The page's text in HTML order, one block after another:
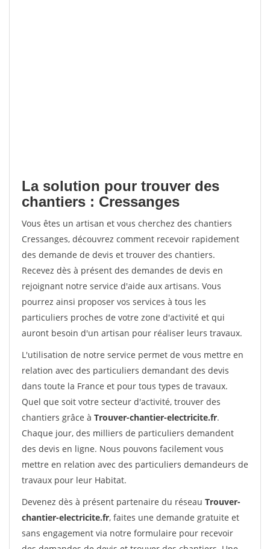
La solution pour trouver des
chantiers : Cressanges
Vous êtes un artisan et vous cherchez des chantiers
Cressanges, découvrez comment recevoir rapidement
des demande de devis et trouver des chantiers.
Recevez dès à présent des demandes de devis en
rejoignant notre service d'aide aux artisans. Vous
pourrez ainsi proposer vos services à tous les
particuliers proches de votre zone d'activité et qui
auront besoin d'un artisan pour réaliser leurs travaux.
L'utilisation de notre service permet de vous mettre en
relation avec des particuliers demandant des devis
dans toute la France et pour tous types de travaux.
Quel que soit votre secteur d'activité, trouver des
chantiers grâce à Trouver-chantier-electricite.fr.
Chaque jour, des milliers de particuliers demandent
des devis en ligne. Nous pouvons facilement vous
mettre en relation avec des particuliers demandeurs de
travaux pour leur Habitat.
Devenez dès à présent partenaire du réseau Trouver-
chantier-electricite.fr, faites une demande gratuite et
sans engagement via notre formulaire pour recevoir